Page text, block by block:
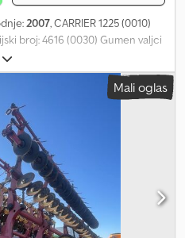
2007, CARRIER 1225 (0010)
broj: 4616 (0030) Gumen valjci
potporna noga (0050)
za slamu
Mali oglas